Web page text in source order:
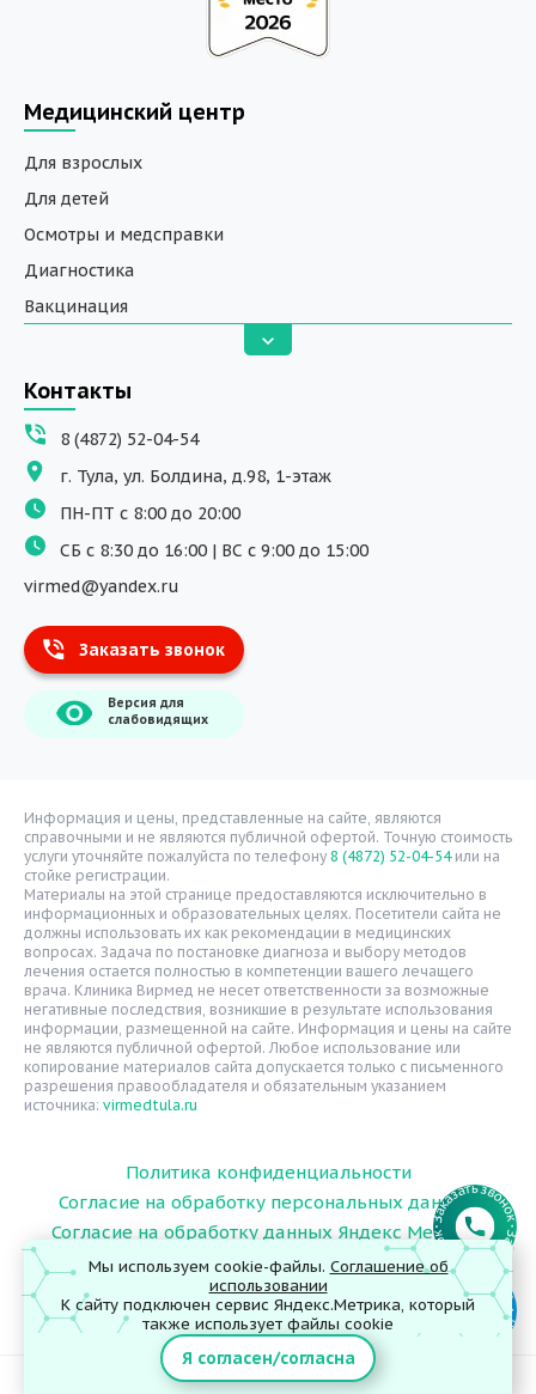
Мы используем cookie-файлы. Соглашение об
использовании
К сайту подключен сервис Яндекс.Метрика, который
также использует файлы cookie
Я согласен/согласна
Медицинский центр
Для взрослых
Для детей
Осмотры и медсправки
Диагностика
Вакцинация
Вызов на дом
ДНК исследования
Программы обучения
Физиотерапия
ДМС
Массаж
Тест на хеликобактер
Информация
О компании
Расписание врачей
Надзорные органы
Статьи
Вопрос-ответ
Видео
Вакансии
Карта сайта
Контакты
Контакты
8 (4872) 52-04-54
г. Тула, ул. Болдина, д.98, 1-этаж
ПН-ПТ с 8:00 до 20:00
СБ с 8:30 до 16:00 | ВС с 9:00 до 15:00
virmed@yandex.ru
Заказать звонок
Версия для
слабовидящих
Информация и цены, представленные на сайте, являются
справочными и не являются публичной офертой. Точную стоимость
услуги уточняйте пожалуйста по телефону 8 (4872) 52-04-54или на
стойке регистрации.
Материалы на этой странице предоставляются исключительно в
информационных и образовательных целях. Посетители сайта не
должны использовать их как рекомендации в медицинских
вопросах. Задача по постановке диагноза и выбору методов
лечения остается полностью в компетенции вашего лечащего
врача. Клиника Вирмед не несет ответственности за возможные
негативные последствия, возникшие в результате использования
информации, размещенной на сайте. Информация и цены на сайте
не являются публичной офертой. Любое использование или
копирование материалов сайта допускается только с письменного
разрешения правообладателя и обязательным указанием
источника: virmedtula.ru
Политика конфиденциальности
Согласие на обработку персональных данных
Согласие на обработку данных Яндекс Метрика
© 2026 ООО "Поликлиника Вирмед"
ИМЕЮТСЯ ПРОТИВОПОКАЗАНИЯ. НЕОБХОДИМА